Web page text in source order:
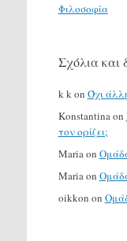
Φιλοσοφία
Σχόλια και
k k on Όχι
Konstantina on
τον ορίζει;
Maria on
Maria on
oikkon on